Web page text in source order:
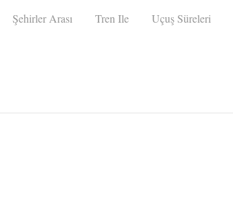
Şehirler Arası Tren Ile Uçuş Süreleri